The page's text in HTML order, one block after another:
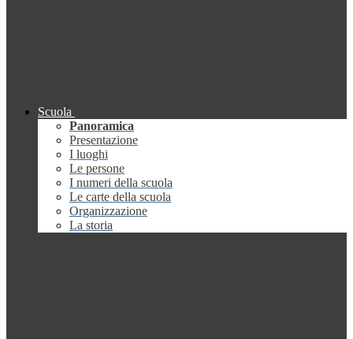
Scuola
Panoramica
Presentazione
I luoghi
Le persone
I numeri della scuola
Le carte della scuola
Organizzazione
La storia